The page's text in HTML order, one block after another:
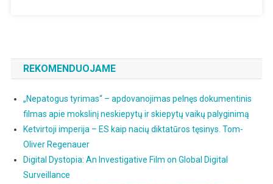
REKOMENDUOJAME
„Nepatogus tyrimas“ – apdovanojimas pelnęs dokumentinis
filmas apie mokslinį neskiepytų ir skiepytų vaikų palyginimą
Ketvirtoji imperija – ES kaip nacių diktatūros tęsinys. Tom-
Oliver Regenauer
Digital Dystopia: An Investigative Film on Global Digital
Surveillance